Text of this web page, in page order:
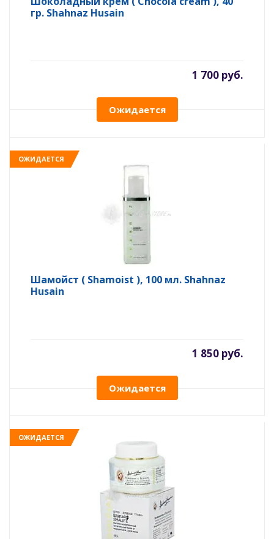
гр. Shahnaz Husain
1 700 руб.
Ожидается
ОЖИДАЕТСЯ
Шамойст ( Shamoist ), 100 мл. Shahnaz
Husain
1 850 руб.
Ожидается
ОЖИДАЕТСЯ